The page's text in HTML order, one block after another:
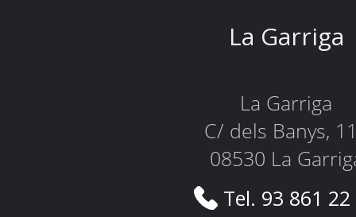
La Garriga
La Garriga
C/ dels Banys,
08530 La
Tel. 93 861